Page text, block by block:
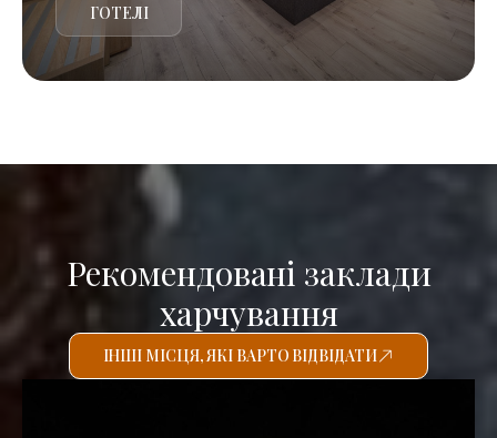
ГОТЕЛІ
Рекомендовані заклади
харчування
ІНШІ МІСЦЯ, ЯКІ ВАРТО ВІДВІДАТИ